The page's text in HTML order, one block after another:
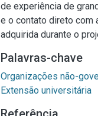
de experiência de
e o contato direto com
adquirida durante o
Palavras-chave
Organizações não-
Extensão universitária